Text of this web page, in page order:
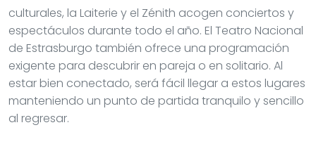
culturales, la Laiterie y el Zénith acogen conciertos y
espectáculos durante todo el año. El Teatro Nacional
de Estrasburgo también ofrece una programación
exigente para descubrir en pareja o en solitario. Al
estar bien conectado, será fácil llegar a estos lugares
manteniendo un punto de partida tranquilo y sencillo
al regresar.